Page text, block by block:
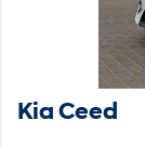
Kia Ceed